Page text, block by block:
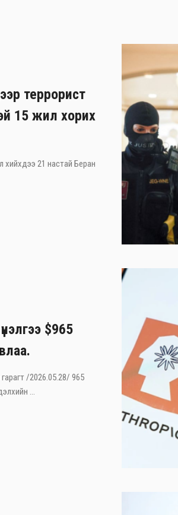
террорист
15 жил хорих
хийхдээ 21 настай Беран
$965
гарагт /2026.05.28/ 965
...